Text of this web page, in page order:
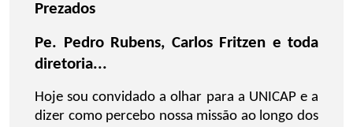
Prezados
Pe. Pedro Rubens, Carlos Fritzen e toda
diretoria...
Hoje sou convidado a olhar para a UNICAP e a
dizer como percebo nossa missão ao longo dos